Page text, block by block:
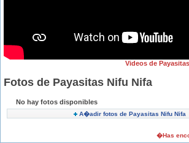
Videos de
Fotos de Payasitas Nifu Nifa
No hay fotos disponibles
A�adir fotos de Payasitas Nifu Nifa
�Has